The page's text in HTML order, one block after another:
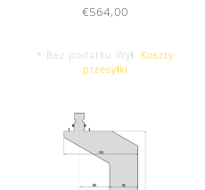
€564,00
* Bez podatku Wył. Koszty
przesyłki